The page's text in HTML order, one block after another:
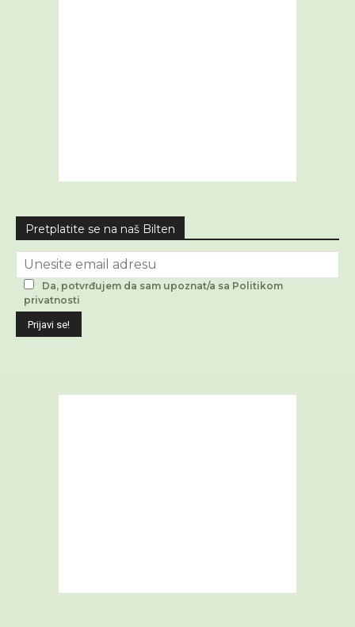
Pretplatite se na naš Bilten
Da, potvrđujem da sam upoznat/a sa Politikom
privatnosti